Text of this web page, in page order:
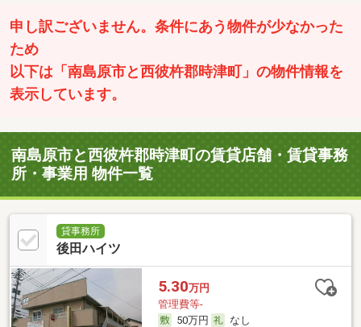
申し訳ございません。条件にあう物件が少なかった
ため
以下は「南島原市と西彼杵郡時津町」の物件情報を
表示しています。
南島原市と西彼杵郡時津町の賃貸店舗・賃貸事務
所・事業用 物件一覧
貸事務所
後田ハイツ
5.30万円
管理費等-
50万円
なし